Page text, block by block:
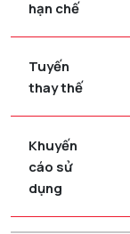
hạn chế
Tuyến
thay thế
Khuyến
cáo sử
dụng